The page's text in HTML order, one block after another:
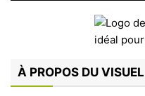
À PROPOS DU VISUEL